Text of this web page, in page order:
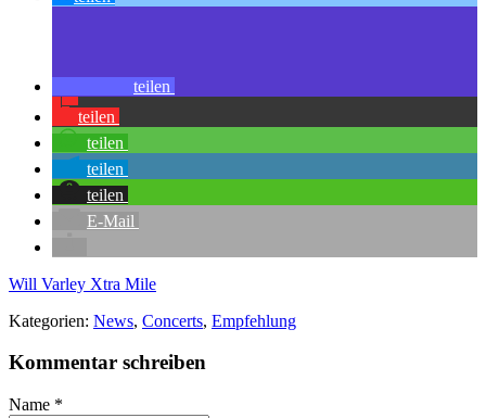
teilen
teilen
teilen
teilen
teilen
E-Mail
Will Varley Xtra Mile
Kategorien: News, Concerts, Empfehlung
Kommentar schreiben
Name *